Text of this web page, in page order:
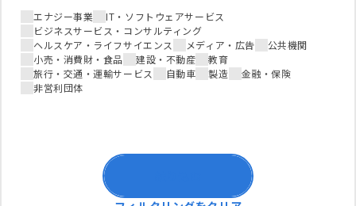
エナジー事業
IT・ソフトウェアサービス
ビジネスサービス・コンサルティング
ヘルスケア・ライフサイエンス
メディア・広告
公共機関
小売・消費財・食品
建設・不動産
教育
旅行・交通・運輸サービス
自動車 製造
金融・保険
非営利団体